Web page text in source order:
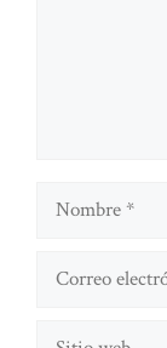
Nombre
electrónico